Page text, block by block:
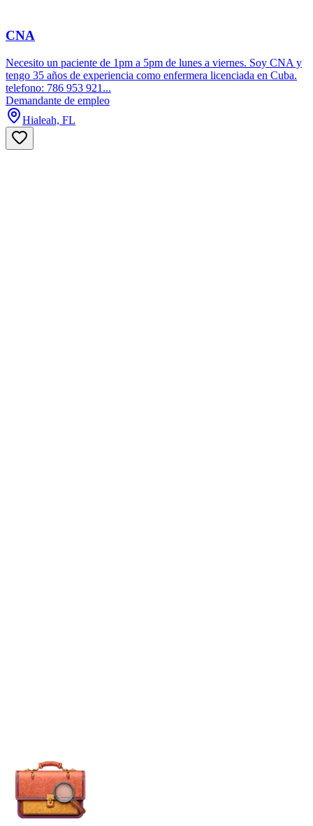
CNA
Necesito un paciente de 1pm a 5pm de lunes a viernes. Soy CNA y
tengo 35 años de experiencia como enfermera licenciada en Cuba.
telefono: 786 953 921...
Demandante de empleo
Hialeah, FL